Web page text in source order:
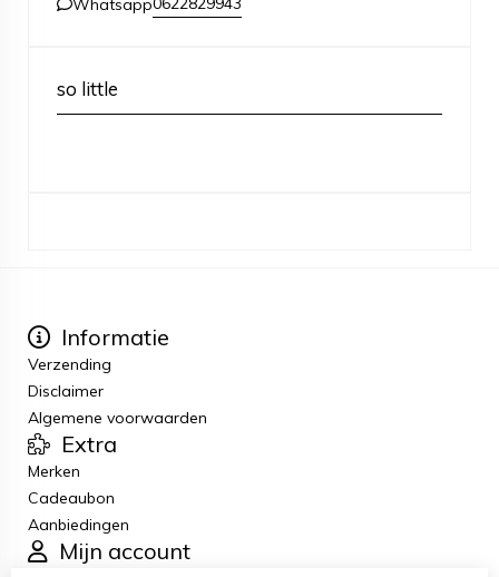
Whatsapp
so little
Informatie
Verzending
Disclaimer
Algemene voorwaarden
Extra
Merken
Cadeaubon
Aanbiedingen
Mijn account